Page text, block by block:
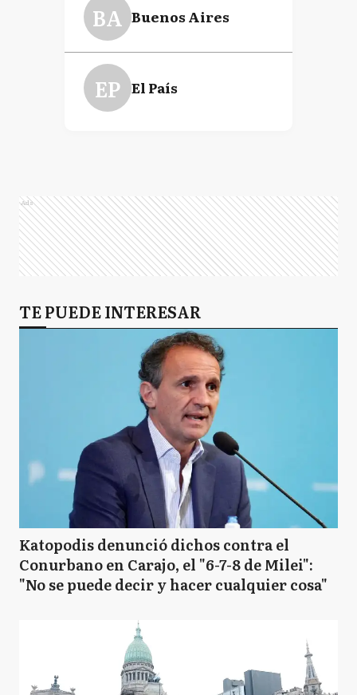
BA Buenos Aires
EP El País
Ads
TE PUEDE INTERESAR
Katopodis denunció dichos contra el
Conurbano en Carajo, el "6-7-8 de Milei":
"No se puede decir y hacer cualquier cosa"